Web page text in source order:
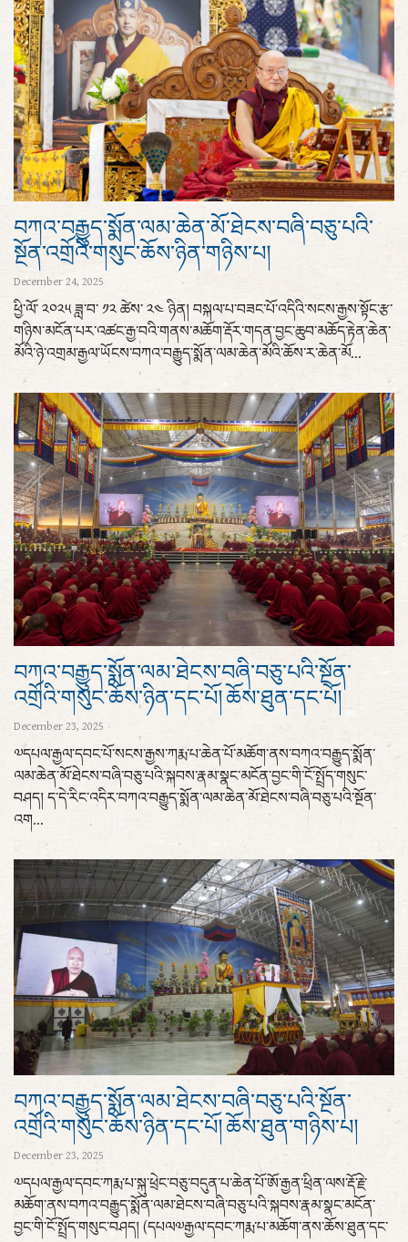
བཀའ་བརྒྱུད་སྨོན་ལམ་ཆེན་མོ་ཐེངས་བཞི་བཅུ་པའི་
སྔོན་འགྲོའི་གསུང་ཆོས་ཉིན་གཉིས་པ།
December 24, 2025
ཕྱི་ལོ་ ༢༠༢༥ ཟླ་བ་ ༡༢ ཚེས་ ༢༤ ཉིན། བསྐལ་པ་བཟང་པོ་འདིའི་སངས་རྒྱས་སྟོང་རྩ་
གཉིས་མངོན་པར་འཚང་རྒྱ་བའི་གནས་མཆོག་རྡོར་གདན་བྱང་ཆུབ་མཆོད་རྟེན་ཆེན་
མོའི་ཉེ་འགྲམ་རྒྱལ་ཡོངས་བཀའ་བརྒྱུད་སྨོན་ལམ་ཆེན་མོའི་ཆོས་ར་ཆེན་མོ...
བཀའ་བརྒྱུད་སྨོན་ལམ་ཐེངས་བཞི་བཅུ་པའི་སྔོན་
འགྲོའི་གསུང་ཆོས་ཉིན་དང་པོ། ཆོས་ཐུན་དང་པོ།
December 23, 2025
༧དཔལ་རྒྱལ་དབང་པོ་སངས་རྒྱས་ཀརྨ་པ་ཆེན་པོ་མཆོག་ནས་བཀའ་བརྒྱུད་སྨོན་
ལམ་ཆེན་མོ་ཐེངས་བཞི་བཅུ་པའི་སྐབས་རྣམ་སྣང་མངོན་བྱང་གི་ངོ་སྤྲོད་གསུང་
བཤད། ད་དེ་རིང་འདིར་བཀའ་བརྒྱུད་སྨོན་ལམ་ཆེན་མོ་ཐེངས་བཞི་བཅུ་པའི་སྔོན་
འག...
བཀའ་བརྒྱུད་སྨོན་ལམ་ཐེངས་བཞི་བཅུ་པའི་སྔོན་
འགྲོའི་གསུང་ཆོས་ཉིན་དང་པོ། ཆོས་ཐུན་གཉིས་པ།
December 23, 2025
༧དཔལ་རྒྱལ་དབང་ཀརྨ་པ་སྐུ་ཕྲེང་བཅུ་བདུན་པ་ཆེན་པོ་ཨོ་རྒྱན་ཕྲིན་ལས་རྡོ་རྗེ་
མཆོག་ནས་བཀའ་བརྒྱུད་སྨོན་ལམ་ཐེངས་བཞི་བཅུ་པའི་སྐབས་རྣམ་སྣང་མངོན་
བྱང་གི་ངོ་སྤྲོད་གསུང་བཤད། (དཔལ༧རྒྱལ་དབང་ཀརྨ་པ་མཆོག་ནས་ཆོས་ཐུན་དང་